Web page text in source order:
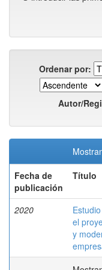
Ordenar por:
Autor/
Fecha de
publicación
Título
2020
el
y